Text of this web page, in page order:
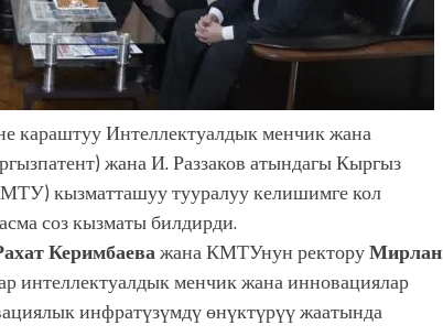
караштуу Интеллектуалдык менчик жана
жана И. Раззаков атындагы Кыргыз
кызматташуу тууралуу келишимге кол
соз кызматы билдирди.
Керимбаеважана КМТУнун ректоруМирлан
интеллектуалдык менчик жана инновациялар
инфратүзүмдү өнүктүрүү жаатында